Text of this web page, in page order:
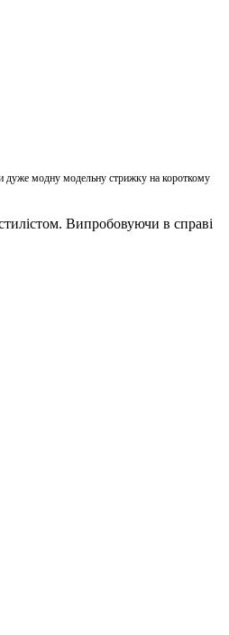
дуже модну модельну стрижку на короткому
Випробовуючи в справі